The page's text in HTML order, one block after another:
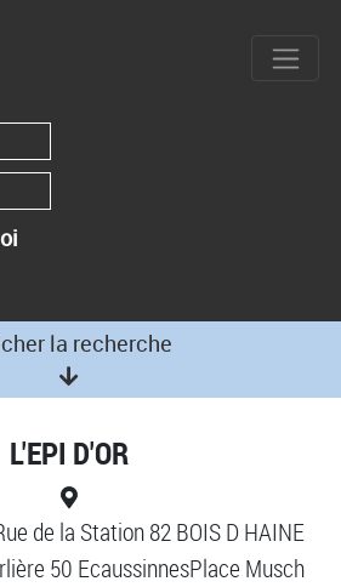
la recherche
L'EPI D'OR
de la Station 82 BOIS D HAINE
50 EcaussinnesPlace Musch